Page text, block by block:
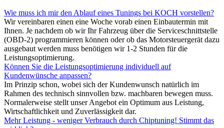
Wie muss ich mir den Ablauf eines Tunings bei KOCH vorstellen?
Wir vereinbaren einen eine Woche vorab einen Einbautermin mit
Ihnen. Je nachdem ob wir Ihr Fahrzeug über die Serviceschnittstelle
(OBD-2) programmieren können oder ob das Motorsteuergerät dazu
ausgebaut werden muss benötigen wir 1-2 Stunden für die
Leistungsoptimierung.
Können Sie die Leistungsoptimierung individuell auf
Kundenwünsche anpassen?
Im Prinzip schon, wobei sich der Kundenwunsch natürlich im
Rahmen des technisch sinnvollen bzw. machbaren bewegen muss.
Normalerweise stellt unser Angebot ein Optimum aus Leistung,
Wirtschaftlichkeit und Zuverlässigkeit dar.
Mehr Leistung - weniger Verbrauch durch Chiptuning! Stimmt das